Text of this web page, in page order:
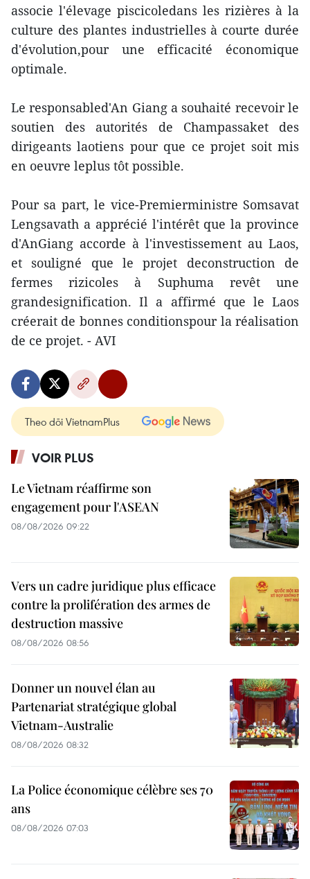
associe l'élevage piscicoledans les rizières à la
culture des plantes industrielles à courte durée
d'évolution,pour une efficacité économique
optimale.
Le responsabled'An Giang a souhaité recevoir le
soutien des autorités de Champassaket des
dirigeants laotiens pour que ce projet soit mis
en oeuvre leplus tôt possible.
Pour sa part, le vice-Premierministre Somsavat
Lengsavath a apprécié l'intérêt que la province
d'AnGiang accorde à l'investissement au Laos,
et souligné que le projet deconstruction de
fermes rizicoles à Suphuma revêt une
grandesignification. Il a affirmé que le Laos
créerait de bonnes conditionspour la réalisation
de ce projet. - AVI
Theo dõi VietnamPlus
VOIR PLUS
Le Vietnam réaffirme son
engagement pour l'ASEAN
08/08/2026 09:22
Vers un cadre juridique plus efficace
contre la prolifération des armes de
destruction massive
08/08/2026 08:56
Donner un nouvel élan au
Partenariat stratégique global
Vietnam-Australie
08/08/2026 08:32
La Police économique célèbre ses 70
ans
08/08/2026 07:03